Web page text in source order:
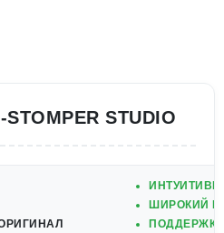
STUDIO
ШИРОКИЙ